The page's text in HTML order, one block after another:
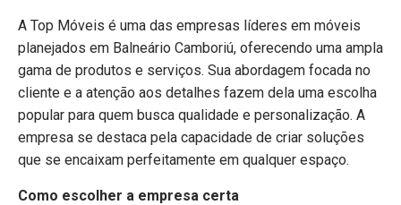
A Top Móveis é uma das empresas líderes em móveis
planejados em Balneário Camboriú, oferecendo uma ampla
gama de produtos e serviços. Sua abordagem focada no
cliente e a atenção aos detalhes fazem dela uma escolha
popular para quem busca qualidade e personalização. A
empresa se destaca pela capacidade de criar soluções
que se encaixam perfeitamente em qualquer espaço.
Como escolher a empresa certa